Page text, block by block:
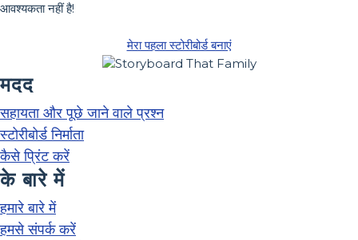
आवश्यकता नहीं है!
मेरा पहला स्टोरीबोर्ड बनाएं
मदद
सहायता और पूछे जाने वाले प्रश्न
स्टोरीबोर्ड निर्माता
कैसे प्रिंट करें
के बारे में
हमारे बारे में
हमसे संपर्क करें